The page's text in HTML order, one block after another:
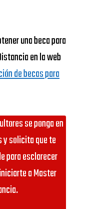
una beca para
en la web
de becas para
se ponga en
y solicita que te
para esclarecer
a Master